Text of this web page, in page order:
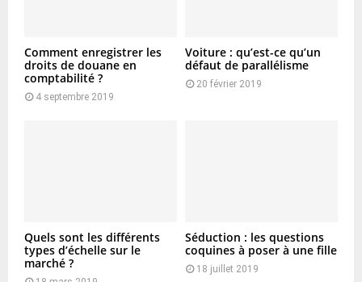
Comment enregistrer les
droits de douane en
comptabilité ?
4 septembre 2019
Voiture : qu’est-ce qu’un
défaut de parallélisme
20 février 2019
Quels sont les différents
types d’échelle sur le
marché ?
Séduction : les questions
coquines à poser à une fille
18 juillet 2019